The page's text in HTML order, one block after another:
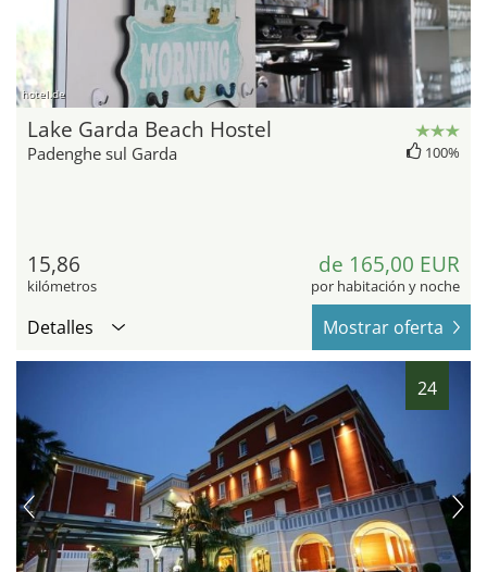
hotel.de
Lake Garda Beach Hostel
Padenghe sul Garda 100%
15,86
kilómetros
de 165,00 EUR
por habitación y noche
Detalles Mostrar oferta
24